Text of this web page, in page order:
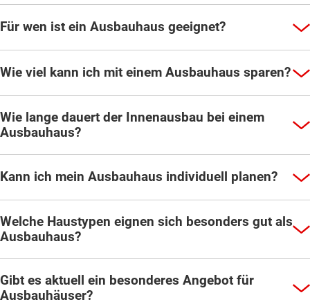
Für wen ist ein Ausbauhaus geeignet?
Wie viel kann ich mit einem Ausbauhaus sparen?
Wie lange dauert der Innenausbau bei einem
Ausbauhaus?
Kann ich mein Ausbauhaus individuell planen?
Welche Haustypen eignen sich besonders gut als
Ausbauhaus?
Gibt es aktuell ein besonderes Angebot für
Ausbauhäuser?